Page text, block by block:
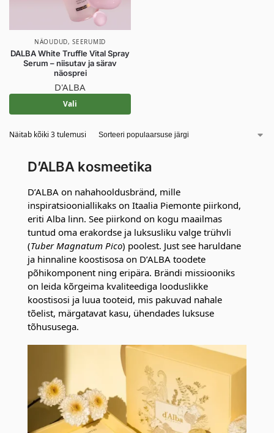
NÄOUDUD,SEERUMID
DALBA White Truffle Vital Spray
Serum – niisutav ja särav
näosprei
D'ALBA
Vali
Näitab kõiki 3 tulemusi
D’ALBA kosmeetika
D’ALBA on nahahooldusbränd, mille
inspiratsiooniallikaks on Itaalia Piemonte piirkond,
eriti Alba linn. See piirkond on kogu maailmas
tuntud oma erakordse ja luksusliku valge trühvli
(Tuber Magnatum Pico) poolest. Just see haruldane
ja hinnaline koostisosa on D’ALBA toodete
põhikomponent ning eripära. Brändi missiooniks
on leida kõrgeima kvaliteediga looduslikke
koostisosi ja luua tooteid, mis pakuvad nahale
tõelist, märgatavat kasu, ühendades luksuse
tõhususega.